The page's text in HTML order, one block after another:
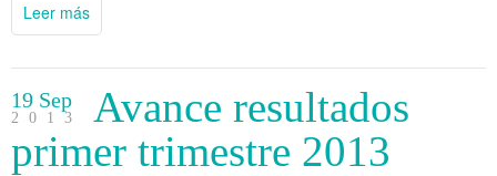
Leer más
19 Sep
2013
Avance resultados
primer trimestre 2013